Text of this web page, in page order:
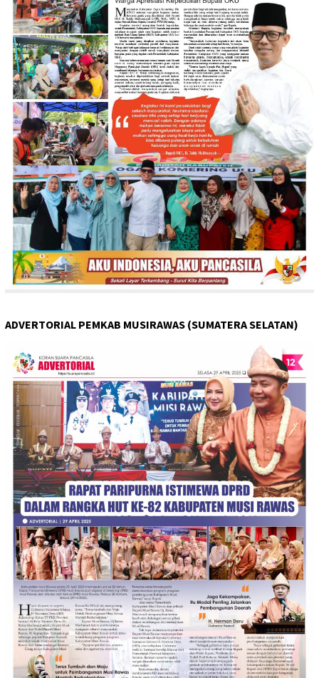
ADVERTORIAL PEMKAB MUSIRAWAS (SUMATERA SELATAN)